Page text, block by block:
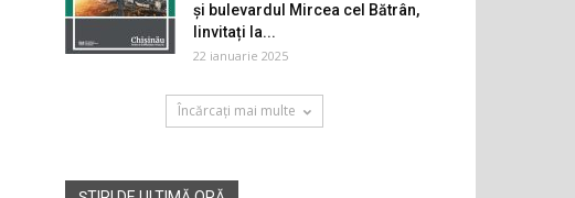
și bulevardul Mircea cel Bătrân,
Iinvitați la...
22 ianuarie 2025
Încărcați mai multe